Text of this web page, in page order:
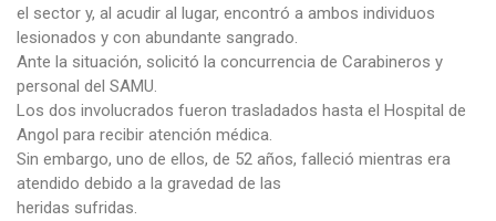
el sector y, al acudir al lugar, encontró a ambos individuos
lesionados y con abundante sangrado.
Ante la situación, solicitó la concurrencia de Carabineros y
personal del SAMU.
Los dos involucrados fueron trasladados hasta el Hospital de
Angol para recibir atención médica.
Sin embargo, uno de ellos, de 52 años, falleció mientras era
atendido debido a la gravedad de las
heridas sufridas.